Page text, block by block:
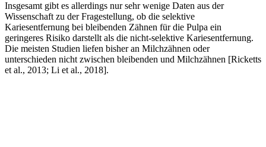
Insgesamt gibt es allerdings nur sehr wenige Daten aus der
Wissenschaft zu der Fragestellung, ob die selektive
Kariesentfernung bei bleibenden Zähnen für die Pulpa ein
geringeres Risiko darstellt als die nicht-selektive Kariesentfernung.
Die meisten Studien liefen bisher an Milchzähnen oder
unterschieden nicht zwischen bleibenden und Milchzähnen [Ricketts
et al., 2013; Li et al., 2018].